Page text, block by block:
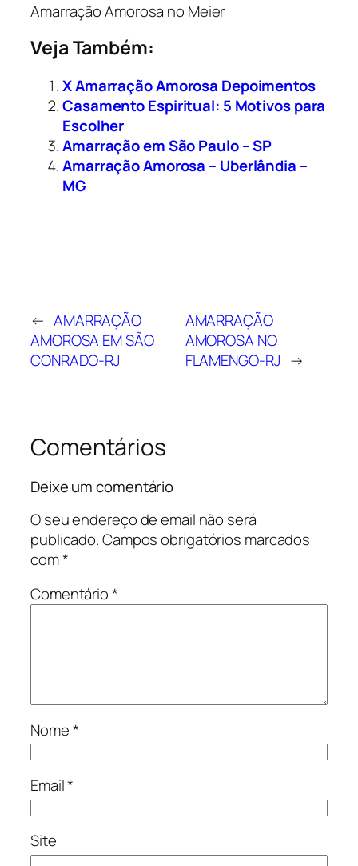
Amarração Amorosa no Meier
Veja Também:
X Amarração Amorosa Depoimentos
Casamento Espiritual: 5 Motivos para
Escolher
Amarração em São Paulo – SP
Amarração Amorosa – Uberlândia –
MG
← AMARRAÇÃO
AMOROSA EM SÃO
CONRADO-RJ
AMARRAÇÃO
AMOROSA NO
FLAMENGO-RJ →
Comentários
Deixe um comentário
O seu endereço de email não será
publicado.Campos obrigatórios marcados
com*
Comentário*
Nome*
Email*
Site